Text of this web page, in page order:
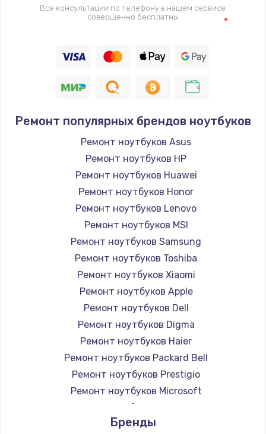
Все консультации по телефону в нашем сервисе
совершенно бесплатны
Ремонт популярных брендов ноутбуков
Ремонт ноутбуков Asus
Ремонт ноутбуков HP
Ремонт ноутбуков Huawei
Ремонт ноутбуков Honor
Ремонт ноутбуков Lenovo
Ремонт ноутбуков MSI
Ремонт ноутбуков Samsung
Ремонт ноутбуков Toshiba
Ремонт ноутбуков Xiaomi
Ремонт ноутбуков Apple
Ремонт ноутбуков Dell
Ремонт ноутбуков Digma
Ремонт ноутбуков Haier
Ремонт ноутбуков Packard Bell
Ремонт ноутбуков Prestigio
Ремонт ноутбуков Microsoft
Ремонт ноутбуков Alienware
Ремонт ноутбуков Aquarius
Бренды